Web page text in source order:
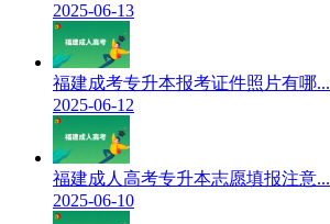
2025-06-13
福建成考专升本报考证件照片有哪...
2025-06-12
福建成人高考专升本志愿填报注意...
2025-06-10